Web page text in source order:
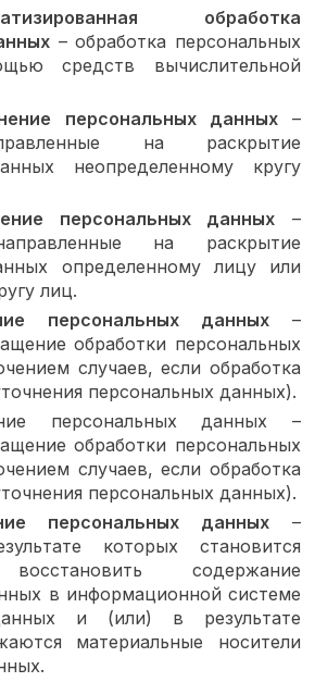
обработка
– обработка персональных
средств вычислительной
персональных данных–
на раскрытие
неопределенному кругу
персональных данных –
на раскрытие
определенному лицу или
лиц.
персональных данных–
обработки персональных
случаев, если обработка
персональных данных).
персональных данных –
обработки персональных
случаев, если обработка
персональных данных).
персональных данных–
которых становится
содержание
в информационной системе
и (или) в результате
материальные носители